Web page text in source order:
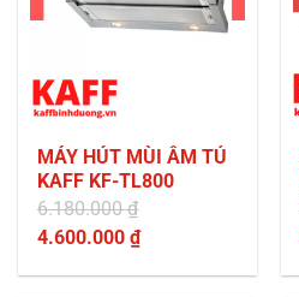
MÁY HÚT MÙI ÂM TỦ
KAFF KF-TL800
6.180.000₫
Giá
4.600.000₫